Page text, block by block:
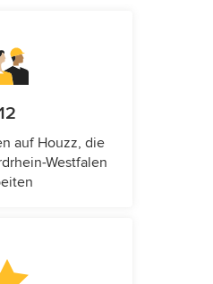
auf Houzz, die
Westfalen